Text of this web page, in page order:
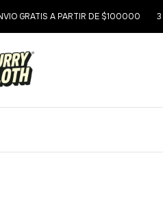
A PARTIR DE $100000 3